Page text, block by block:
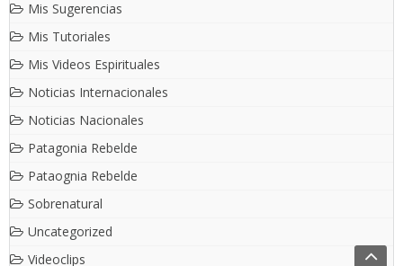
Mis Sugerencias
Mis Tutoriales
Mis Videos Espirituales
Noticias Internacionales
Noticias Nacionales
Patagonia Rebelde
Pataognia Rebelde
Sobrenatural
Uncategorized
Videoclips